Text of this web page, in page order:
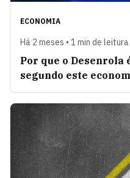
ECONOMIA
Há 2 meses • 1 min de leitura
Por que o Desenrola
segundo este